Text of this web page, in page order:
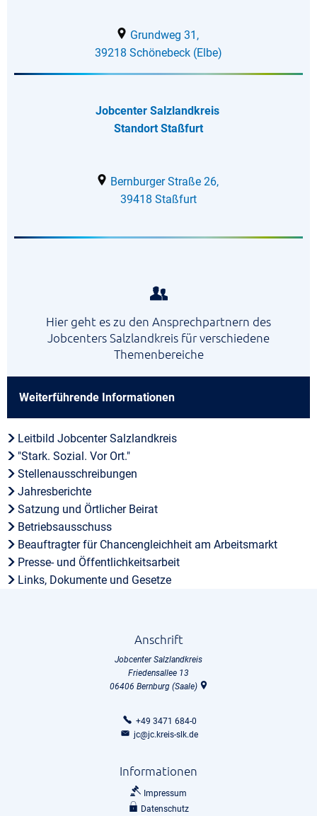
Grundweg 31,
39218 Schönebeck (Elbe)
Jobcenter Salzlandkreis
Standort Staßfurt
Bernburger Straße 26,
39418 Staßfurt
Hier geht es zu den Ansprechpartnern des
Jobcenters Salzlandkreis für verschiedene
Themenbereiche
Weiterführende Informationen
Leitbild Jobcenter Salzlandkreis
"Stark. Sozial. Vor Ort."
Stellenausschreibungen
Jahresberichte
Satzung und Örtlicher Beirat
Betriebsausschuss
Beauftragter für Chancengleichheit am Arbeitsmarkt
Presse- und Öffentlichkeitsarbeit
Links, Dokumente und Gesetze
Anschrift
Jobcenter Salzlandkreis
Friedensallee 13
06406 Bernburg (Saale)
+49 3471 684-0
jc@jc.kreis-slk.de
Informationen
Impressum
Datenschutz